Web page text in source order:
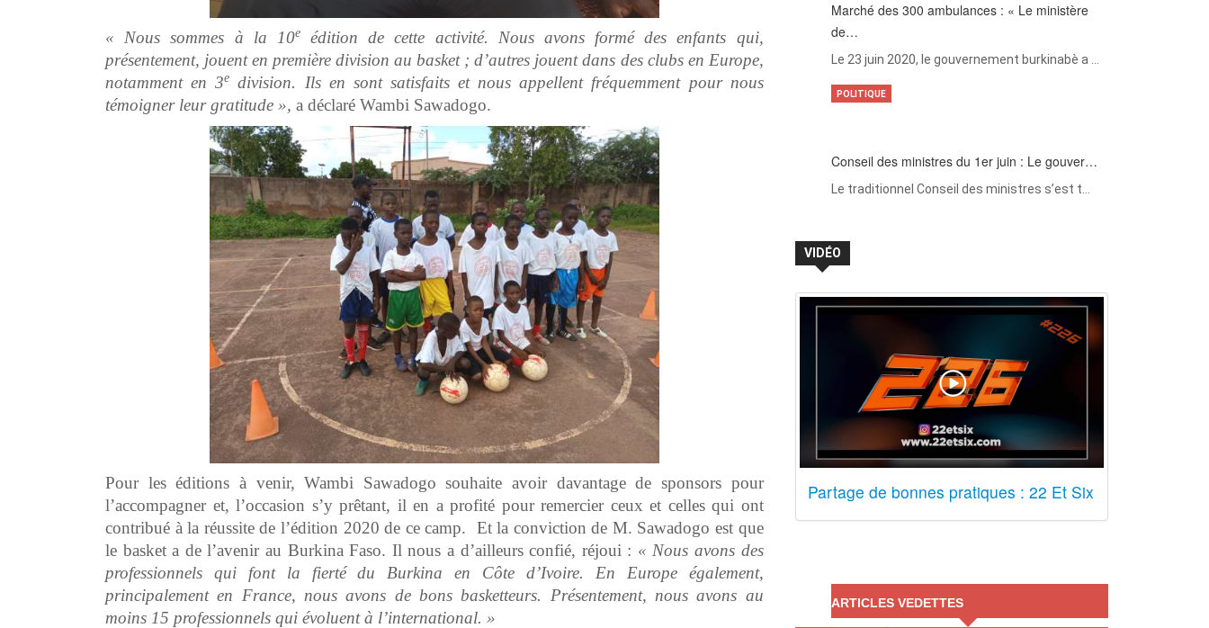
« Nous sommes à la 10eédition de cette activité. Nous avons formé des enfants qui,
présentement, jouent en première division au basket ; d’autres jouent dans des clubs en Europe,
notamment en 3e division. Ils en sont satisfaits et nous appellent fréquemment pour nous
témoigner leur gratitude », a déclaré Wambi Sawadogo.
Pour les éditions à venir, Wambi Sawadogo souhaite avoir davantage de sponsors pour
l’accompagner et, l’occasion s’y prêtant, il en a profité pour remercier ceux et celles qui ont
contribué à la réussite de l’édition 2020 de ce camp. Et la conviction de M. Sawadogo est que
le basket a de l’avenir au Burkina Faso. Il nous a d’ailleurs confié, réjoui : « Nous avons des
professionnels qui font la fierté du Burkina en Côte d’Ivoire. En Europe également,
principalement en France, nous avons de bons basketteurs. Présentement, nous avons au
moins 15 professionnels qui évoluent à l’international. »
Marché des 300 ambulances : « Le ministère
de…
Le 23 juin 2020, le gouvernement burkinabè a …
Conseil des ministres du 1er juin : Le gouver…
Le traditionnel Conseil des ministres s’est t…
POLITIQUE
VIDÉO
Partage de bonnes pratiques : 22 Et Six
ARTICLES VEDETTES